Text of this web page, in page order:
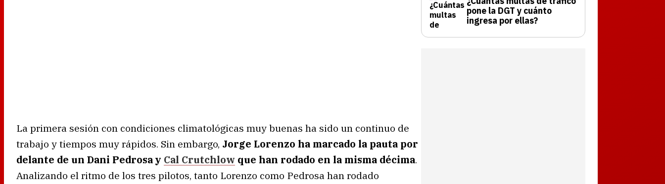
La primera sesión con condiciones climatológicas muy buenas ha sido un continuo de
trabajo y tiempos muy rápidos. Sin embargo, Jorge Lorenzo ha marcado la pauta por
delante de un Dani Pedrosa y Cal Crutchlow que han rodado en la misma décima.
Analizando el ritmo de los tres pilotos, tanto Lorenzo como Pedrosa han rodado
pone la DGT y cuánto
ingresa por ellas?